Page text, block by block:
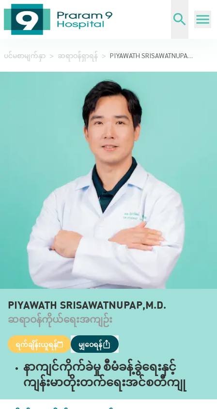
ပင်မစာမျက်နှာ > ဆရာဝန်ရှာရန် > PIYAWATH SRISAWATNUPAP,M.D.
PIYAWATH SRISAWATNUPAP,M.D.
ဆရာဝန်ကိုယ်ရေးအကျဉ်း
ရက်ချိန်းယူရန် မျှဝေရန်
နာကျင်ကိုက်ခဲမှု စီမံခန့်ခွဲရေးနှင့်
ကျန်းမာတိုးတက်ရေးအင်စတီကျု